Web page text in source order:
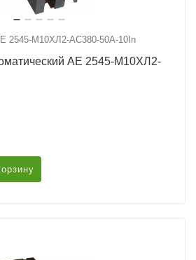
2545-М10ХЛ2-AC380-50А-10In
АЕ 2545-М10ХЛ2-